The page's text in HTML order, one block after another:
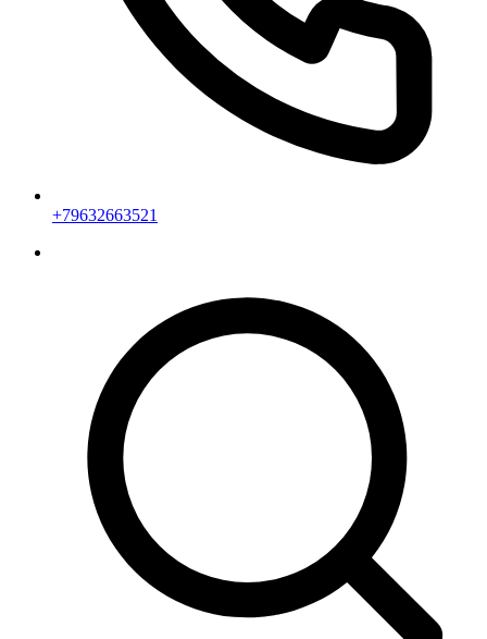
+79632663521